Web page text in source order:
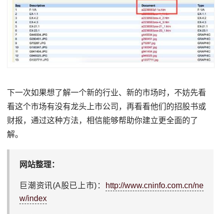
下一次如果想了解一个新的行业、新的市场时，不妨先看
看这个市场有没有龙头上市公司，再看看他们的招股书或
财报，通过这种方法，相信能够帮助你建立更全面的了
解。
网站整理：
巨潮资讯(A股已上市)：
http://www.cninfo.com.cn/ne
w/index